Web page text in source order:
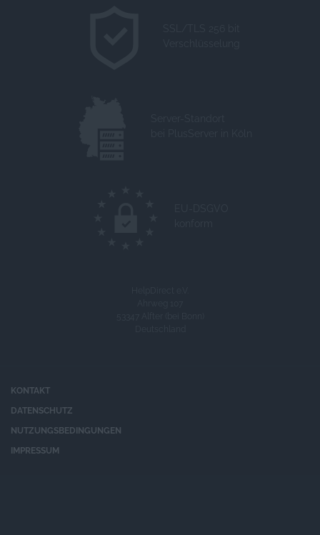
KONTAKT
DATENSCHUTZ
NUTZUNGSBEDINGUNGEN
IMPRESSUM